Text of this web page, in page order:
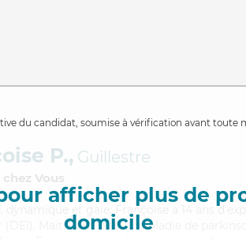
du candidat, soumise à vérification avant toute
afficher plus de
domicile
P., Guillestre
Vous
, dynamique et gaie, Françoise a 14 ans
(DEI). Maitrisant bien la maladie de